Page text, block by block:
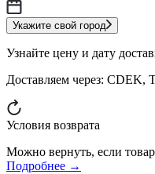
Укажите свой город
Узнайте цену и дату
Доставляем через: CDEK,
Условия возврата
Можно вернуть, если
Подробнее →